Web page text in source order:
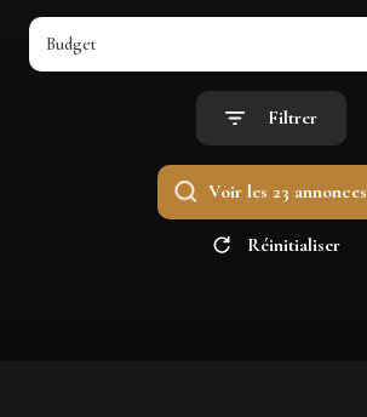
Budget
Filtrer
Voir les 23 annonces
Réinitialiser